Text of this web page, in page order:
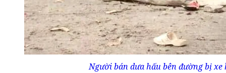
Người bán dưa hấu bên đường bị